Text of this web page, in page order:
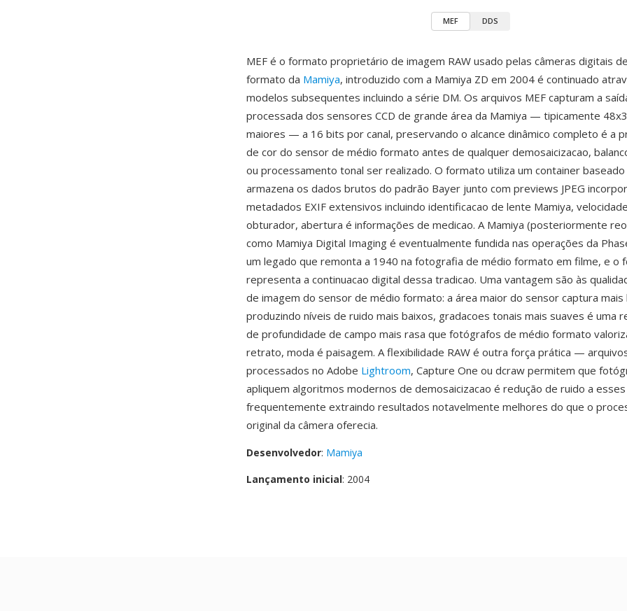
MEF DDS
MEF é o formato proprietário de imagem RAW usado pelas câmeras digitais
formato da Mamiya, introduzido com a Mamiya ZD em 2004 é continuado
modelos subsequentes incluindo a série DM. Os arquivos MEF capturam a
processada dos sensores CCD de grande área da Mamiya — tipicamente
maiores — a 16 bits por canal, preservando o alcance dinâmico completo é a
de cor do sensor de médio formato antes de qualquer demosaicizacao,
ou processamento tonal ser realizado. O formato utiliza um container baseado
armazena os dados brutos do padrão Bayer junto com previews JPEG
metadados EXIF extensivos incluindo identificacao de lente Mamiya,
obturador, abertura é informações de medicao. A Mamiya (posteriormente
como Mamiya Digital Imaging é eventualmente fundida nas operações da
um legado que remonta a 1940 na fotografia de médio formato em filme, e o
representa a continuacao digital dessa tradicao. Uma vantagem são às
de imagem do sensor de médio formato: a área maior do sensor captura mais
produzindo níveis de ruido mais baixos, gradacoes tonais mais suaves é uma
de profundidade de campo mais rasa que fotógrafos de médio formato
retrato, moda é paisagem. A flexibilidade RAW é outra força prática —
processados no Adobe Lightroom, Capture One ou dcraw permitem que
apliquem algoritmos modernos de demosaicizacao é redução de ruido a
frequentemente extraindo resultados notavelmente melhores do que o
original da câmera oferecia.
Desenvolvedor: Mamiya
Lançamento inicial: 2004